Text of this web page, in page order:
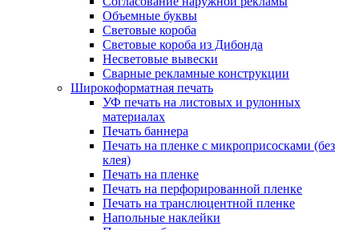
Объемные буквы
Световые короба
Световые короба из Дибонда
Несветовые вывески
Сварные рекламные конструкции
Широкоформатная печать
УФ печать на листовых и рулонных
материалах
Печать баннера
Печать на пленке с микроприсосками (без
клея)
Печать на пленке
Печать на перфорированной пленке
Печать на транслюцентной пленке
Напольные наклейки